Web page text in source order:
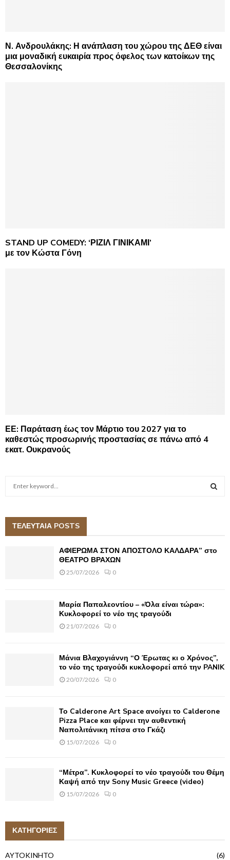
Ν. Ανδρουλάκης: Η ανάπλαση του χώρου της ΔΕΘ είναι
μια μοναδική ευκαιρία προς όφελος των κατοίκων της
Θεσσαλονίκης
STAND UP COMEDY: ‘ΡΙΖΙΛ ΓΙΝΙΚΑΜΙ’
με τον Κώστα Γόνη
ΕΕ: Παράταση έως τον Μάρτιο του 2027 για το
καθεστώς προσωρινής προστασίας σε πάνω από 4
εκατ. Ουκρανούς
h
A
ΤΕΛΕΥΤΑΙΑ POSTS
ΑΦΙΕΡΩΜΑ ΣΤΟΝ ΑΠΟΣΤΟΛΟ ΚΑΛΔΑΡΑ” στο
ΘΕΑΤΡΟ ΒΡΑΧΩΝ
25/07/2026 0
Μαρία Παπαλεοντίου – «Όλα είναι τώρα»:
Κυκλοφορεί το νέο της τραγούδι
21/07/2026 0
Μάνια Βλαχογιάννη “Ο Έρωτας κι ο Χρόνος”,
το νέο της τραγούδι κυκλοφορεί από την PANIK
20/07/2026 0
Το Calderone Art Space ανοίγει το Calderone
Pizza Place και φέρνει την αυθεντική
Ναπολιτάνικη πίτσα στο Γκάζι
15/07/2026 0
“Μέτρα”. Κυκλοφορεί το νέο τραγούδι του Θέμη
Καψή από την Sony Music Greece (video)
15/07/2026 0
ΚΑΤΗΓΟΡΙΕΣ
AYTOKINHTO
(6)